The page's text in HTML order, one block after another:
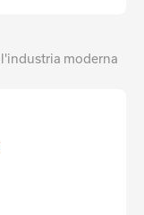
moderna